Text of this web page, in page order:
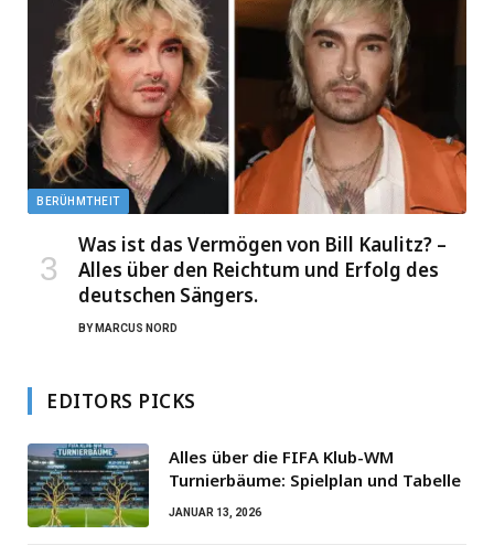
BERÜHMTHEIT
Was ist das Vermögen von Bill Kaulitz? –
Alles über den Reichtum und Erfolg des
deutschen Sängers.
BY MARCUS NORD
EDITORS PICKS
Alles über die FIFA Klub-WM
Turnierbäume: Spielplan und Tabelle
JANUAR 13, 2026